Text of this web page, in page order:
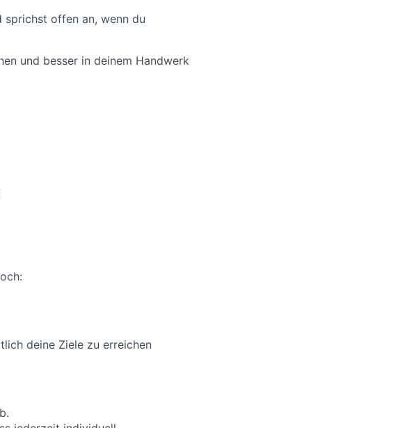
sprichst offen an, wenn du
und besser in deinem Handwerk
deine Ziele zu erreichen